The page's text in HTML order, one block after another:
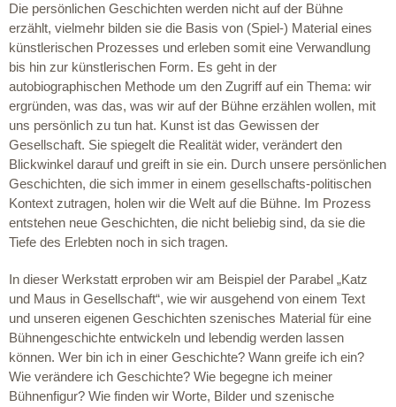
Die persönlichen Geschichten werden nicht auf der Bühne
erzählt, vielmehr bilden sie die Basis von (Spiel-) Material eines
künstlerischen Prozesses und erleben somit eine Verwandlung
bis hin zur künstlerischen Form. Es geht in der
autobiographischen Methode um den Zugriff auf ein Thema: wir
ergründen, was das, was wir auf der Bühne erzählen wollen, mit
uns persönlich zu tun hat. Kunst ist das Gewissen der
Gesellschaft. Sie spiegelt die Realität wider, verändert den
Blickwinkel darauf und greift in sie ein. Durch unsere persönlichen
Geschichten, die sich immer in einem gesellschafts-politischen
Kontext zutragen, holen wir die Welt auf die Bühne. Im Prozess
entstehen neue Geschichten, die nicht beliebig sind, da sie die
Tiefe des Erlebten noch in sich tragen.
In dieser Werkstatt erproben wir am Beispiel der Parabel „Katz
und Maus in Gesellschaft“, wie wir ausgehend von einem Text
und unseren eigenen Geschichten szenisches Material für eine
Bühnengeschichte entwickeln und lebendig werden lassen
können. Wer bin ich in einer Geschichte? Wann greife ich ein?
Wie verändere ich Geschichte? Wie begegne ich meiner
Bühnenfigur? Wie finden wir Worte, Bilder und szenische